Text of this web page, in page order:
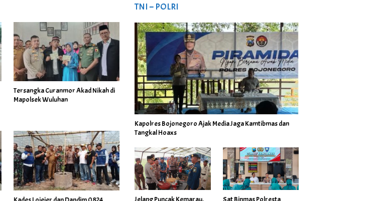
Tersangka Curanmor Akad Nikah di
Mapolsek Wuluhan
TNI – POLRI
Kapolres Bojonegoro Ajak Media Jaga Kamtibmas dan
Tangkal Hoaxs